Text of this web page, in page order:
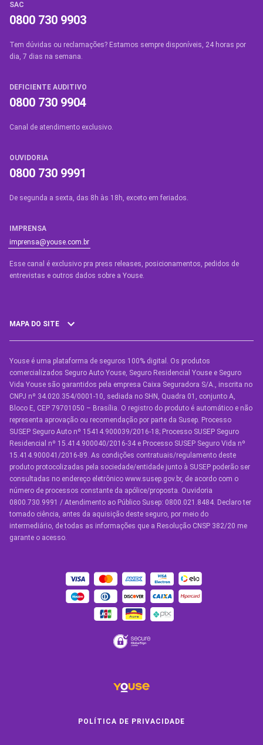
SAC
0800 730 9903
Tem dúvidas ou reclamações? Estamos sempre disponíveis, 24 horas por
dia, 7 dias na semana.
DEFICIENTE AUDITIVO
0800 730 9904
Canal de atendimento exclusivo.
OUVIDORIA
0800 730 9991
De segunda a sexta, das 8h às 18h, exceto em feriados.
IMPRENSA
imprensa@youse.com.br
Esse canal é exclusivo pra press releases, posicionamentos, pedidos de
entrevistas e outros dados sobre a Youse.​
MAPA DO SITE
SEGUROS
Seguro Auto
Seguro Auto para Terceiros
Seguro por Marcas de Carro
Seguro Residencial
Seguro de Vida
Manual de Assistências
Condições Gerais
OUTROS SERVIÇOS
Youse é uma plataforma de seguros 100% digital. Os produtos
comercializados Seguro Auto Youse, Seguro Residencial Youse e Seguro
Vida Youse são garantidos pela empresa Caixa Seguradora S/A., inscrita no
CNPJ nº 34.020.354/0001-10, sediada no SHN, Quadra 01, conjunto A,
Bloco E, CEP 79701050 – Brasília. O registro do produto é automático e não
representa aprovação ou recomendação por parte da Susep. Processo
SUSEP Seguro Auto nº 15414.900039/2016-18; Processo SUSEP Seguro
Residencial nº 15.414.900040/2016-34 e Processo SUSEP Seguro Vida nº
15.414.900041/2016-89. As condições contratuais/regulamento deste
produto protocolizadas pela sociedade/entidade junto à SUSEP poderão ser
consultadas no endereço eletrônico www.susep.gov.br, de acordo com o
número de processos constante da apólice/proposta. Ouvidoria
0800.730.9991 / Atendimento ao Público Susep: 0800.021.8484. Declaro ter
tomado ciência, antes da aquisição deste seguro, por meio do
intermediário, de todas as informações que a Resolução CNSP 382/20 me
garante o acesso.
POLÍTICA DE PRIVACIDADE